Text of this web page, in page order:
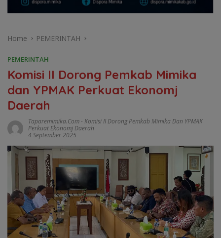
Home PEMERINTAH
PEMERINTAH
Komisi II Dorong Pemkab Mimika
dan YPMAK Perkuat Ekonomj
Daerah
Taparemimika.com- Komisi II Dorong Pemkab Mimika Dan YPMAK
Perkuat Ekonomj Daerah
4 September 2025